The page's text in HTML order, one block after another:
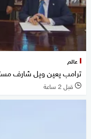
عالم
ترامب يعين ويل شارف
l قبل 2 ساعة